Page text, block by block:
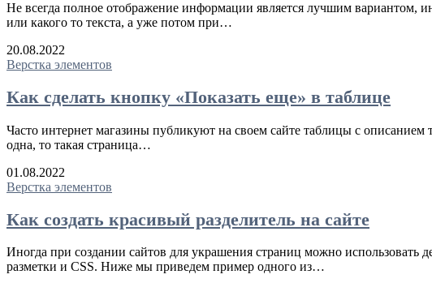
Не всегда полное отображение информации является лучшим вариантом,
или какого то текста, а уже потом при…
20.08.2022
Верстка элементов
Как сделать кнопку «Показать еще» в таблице
Часто интернет магазины публикуют на своем сайте таблицы с
одна, то такая страница…
01.08.2022
Верстка элементов
Как создать красивый разделитель на сайте
Иногда при создании сайтов для украшения страниц можно использовать
разметки и CSS. Ниже мы приведем пример одного из…